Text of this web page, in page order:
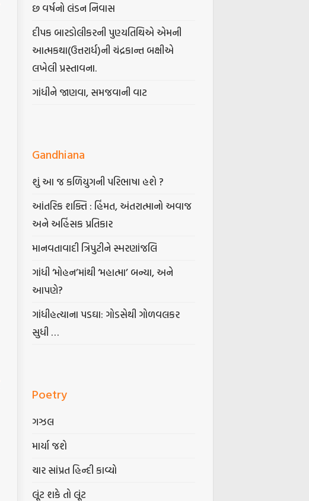
છ વર્ષનો લંડન નિવાસ
દીપક બારડોલીકરની પુણ્યતિથિએ એમની
આત્મકથા(ઉત્તરાર્ધ)ની ચંદ્રકાન્ત બક્ષીએ
લખેલી પ્રસ્તાવના.
ગાંધીને જાણવા, સમજવાની વાટ
Gandhiana
શું આ જ કળિયુગની પરિભાષા હશે ?
આંતરિક શક્તિ : હિંમત, અંતરાત્માનો અવાજ
અને અહિંસક પ્રતિકાર
માનવતાવાદી ત્રિપુટીને સ્મરણાંજલિ
ગાંધી ‘મોહન’માંથી ‘મહાત્મા’ બન્યા, અને
આપણે?
ગાંધીહત્યાના પડઘા: ગોડસેથી ગોળવલકર
સુધી …
Poetry
ગઝલ
માર્યા જશે
ચાર સાંપ્રત હિન્દી કાવ્યો
લૂંટ શકે તો લૂંટ